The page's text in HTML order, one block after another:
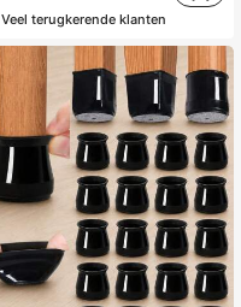
Veel terugkerende klanten